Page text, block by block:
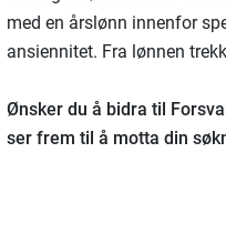
med en årslønn innenfor
ansiennitet. Fra lønnen
Ønsker du å bidra til
ser frem til å motta din